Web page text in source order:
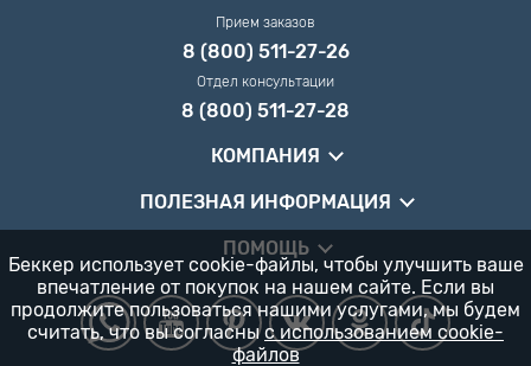
Прием заказов
8 (800) 511-27-26
Отдел консультации
8 (800) 511-27-28
КОМПАНИЯ
ПОЛЕЗНАЯ ИНФОРМАЦИЯ
ПОМОЩЬ
Беккер использует cookie-файлы, чтобы улучшить ваше
впечатление от покупок на нашем сайте. Если вы
продолжите пользоваться нашими услугами, мы будем
считать, что вы согласны с использованием cookie-
файлов